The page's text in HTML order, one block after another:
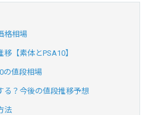
類アド確解禁
コードコピー
格相場
【素体とPSA10】
の値段相場
？今後の値段推移予想
法